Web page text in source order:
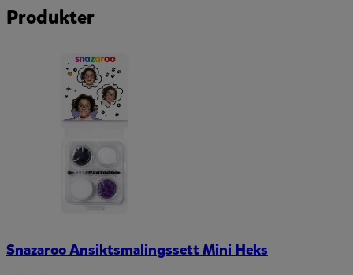
Produkter
Snazaroo Ansiktsmalingssett Mini Heks